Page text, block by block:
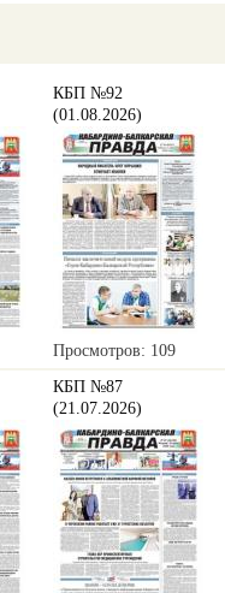
КБП №92
(01.08.2026)
Просмотров: 109
КБП №87
(21.07.2026)